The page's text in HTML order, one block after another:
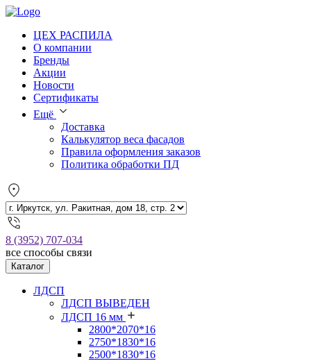
ЦЕХ РАСПИЛА
О компании
Бренды
Акции
Новости
Сертификаты
Ещё
Доставка
Калькулятор веса фасадов
Правила оформления заказов
Политика обработки ПД
8 (3952) 707-034
все способы связи
Каталог
ЛДСП
ЛДСП ВЫВЕДЕН
ЛДСП 16 мм
2800*2070*16
2750*1830*16
2500*1830*16